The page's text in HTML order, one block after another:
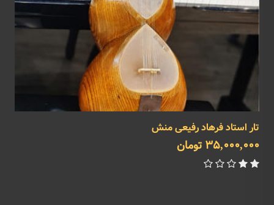
تار استاد فرهاد رفیعی منش
35,000,000 تومان